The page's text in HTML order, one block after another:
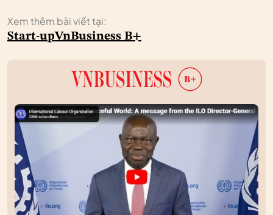
Xem thêm bài viết tại:
Start-upVnBusiness B+